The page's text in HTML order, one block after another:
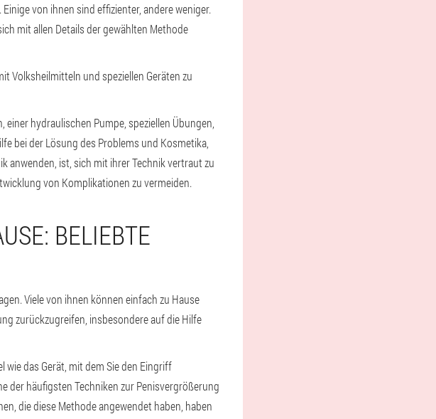
von ihnen sind effizienter, andere weniger.
mit allen Details der gewählten Methode
Volksheilmitteln und speziellen Geräten zu
hydraulischen Pumpe, speziellen Übungen,
bei der Lösung des Problems und Kosmetika,
anwenden, ist, sich mit ihrer Technik vertraut zu
von Komplikationen zu vermeiden.
BELIEBTE M
Viele von ihnen können einfach zu Hause
zurückzugreifen, insbesondere auf die Hilfe
wie das Gerät, mit dem Sie den Eingriff
der häufigsten Techniken zur Penisvergrößerung
die diese Methode angewendet haben, haben